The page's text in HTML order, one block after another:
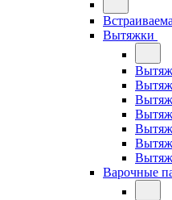
Вытяжки
Варочные